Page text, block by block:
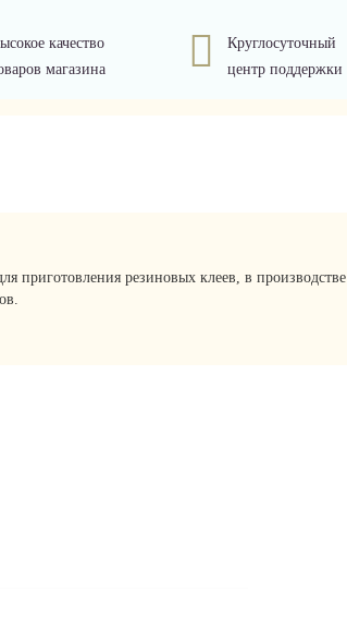
качество
магазина
Круглосуточный
центр поддержки
приготовления резиновых клеев, в производстве